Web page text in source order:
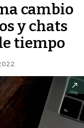
cambio
y chats
tiempo